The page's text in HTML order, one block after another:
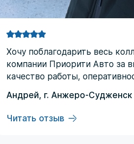
Хочу поблагодарить весь
компании Приорити Авто за
качество работы,
поддержку. С момента
договора и до получения
Андрей, г. Анжеро-Судженск
Читать отзыв